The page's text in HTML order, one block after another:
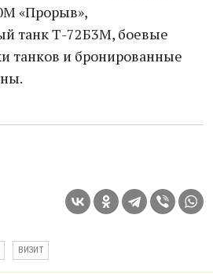
«Прорыв»,
танк Т-72Б3М, боевые
и бронированные
ВИЗИТ